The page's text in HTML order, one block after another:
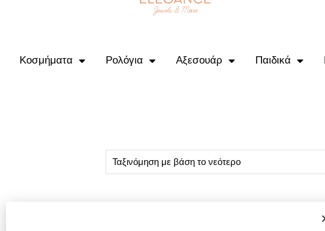
Κοσμήματα Ρολόγια Αξεσουάρ Παιδικά